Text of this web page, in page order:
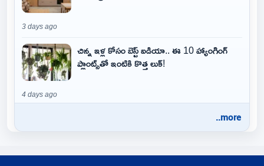
3 days ago
చిన్న ఇళ్ల కోసం బెస్ట్ ఐడియా.. ఈ 10 హ్యాంగింగ్
ప్లాంట్స్‌తో ఇంటికి కొత్త లుక్!
4 days ago
..more